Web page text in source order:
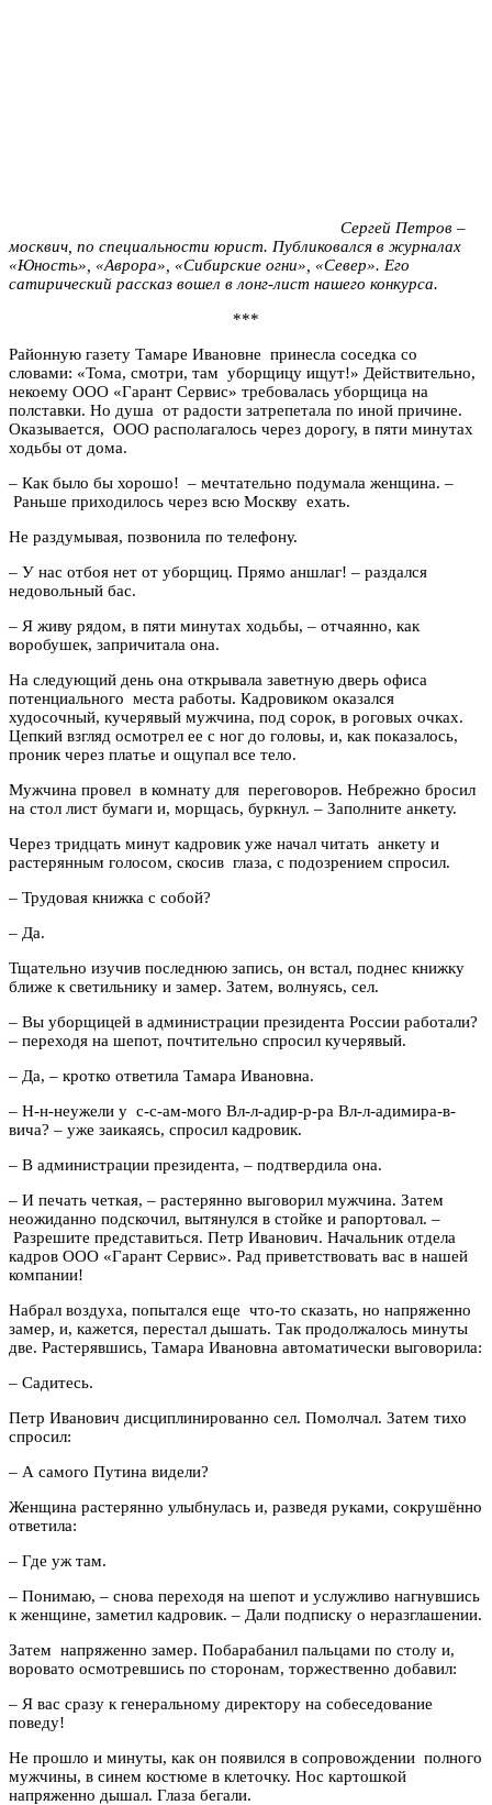
Сергей Петров –
москвич, по специальности юрист. Публиковался в журналах
«Юность», «Аврора», «Сибирские огни», «Север». Его
сатирический рассказ вошел в лонг-лист нашего конкурса.
***
Районную газету Тамаре Ивановне принесла соседка со
словами: «Тома, смотри, там уборщицу ищут!» Действительно,
некоему ООО «Гарант Сервис» требовалась уборщица на
полставки. Но душа от радости затрепетала по иной причине.
Оказывается, ООО располагалось через дорогу, в пяти минутах
ходьбы от дома.
– Как было бы хорошо! – мечтательно подумала женщина. –
Раньше приходилось через всю Москву ехать.
Не раздумывая, позвонила по телефону.
– У нас отбоя нет от уборщиц. Прямо аншлаг! – раздался
недовольный бас.
– Я живу рядом, в пяти минутах ходьбы, – отчаянно, как
воробушек, запричитала она.
На следующий день она открывала заветную дверь офиса
потенциального места работы. Кадровиком оказался
худосочный, кучерявый мужчина, под сорок, в роговых очках.
Цепкий взгляд осмотрел ее с ног до головы, и, как показалось,
проник через платье и ощупал все тело.
Мужчина провел в комнату для переговоров. Небрежно бросил
на стол лист бумаги и, морщась, буркнул. – Заполните анкету.
Через тридцать минут кадровик уже начал читать анкету и
растерянным голосом, скосив глаза, с подозрением спросил.
– Трудовая книжка с собой?
– Да.
Тщательно изучив последнюю запись, он встал, поднес книжку
ближе к светильнику и замер. Затем, волнуясь, сел.
– Вы уборщицей в администрации президента России работали?
– переходя на шепот, почтительно спросил кучерявый.
– Да, – кротко ответила Тамара Ивановна.
– Н-н-неужели у с-с-ам-мого Вл-л-адир-р-ра Вл-л-адимира-в-
вича? – уже заикаясь, спросил кадровик.
– В администрации президента, – подтвердила она.
– И печать четкая, – растерянно выговорил мужчина. Затем
неожиданно подскочил, вытянулся в стойке и рапортовал. –
Разрешите представиться. Петр Иванович. Начальник отдела
кадров ООО «Гарант Сервис». Рад приветствовать вас в нашей
компании!
Набрал воздуха, попытался еще что-то сказать, но напряженно
замер, и, кажется, перестал дышать. Так продолжалось минуты
две. Растерявшись, Тамара Ивановна автоматически выговорила:
– Садитесь.
Петр Иванович дисциплинированно сел. Помолчал. Затем тихо
спросил:
– А самого Путина видели?
Женщина растерянно улыбнулась и, разведя руками, сокрушённо
ответила:
– Где уж там.
– Понимаю, – снова переходя на шепот и услужливо нагнувшись
к женщине, заметил кадровик. – Дали подписку о неразглашении.
Затем напряженно замер. Побарабанил пальцами по столу и,
воровато осмотревшись по сторонам, торжественно добавил:
– Я вас сразу к генеральному директору на собеседование
поведу!
Не прошло и минуты, как он появился в сопровождении полного
мужчины, в синем костюме в клеточку. Нос картошкой
напряженно дышал. Глаза бегали.